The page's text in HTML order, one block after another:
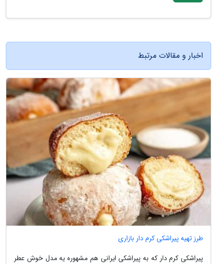
اخبار و مقالات مرتبط
طرز تهیه پیراشکی کرم دار بازاری
پیراشکى کرم دار که به پیراشکی ایرانی هم مشهوره یه مدل خوش عطر